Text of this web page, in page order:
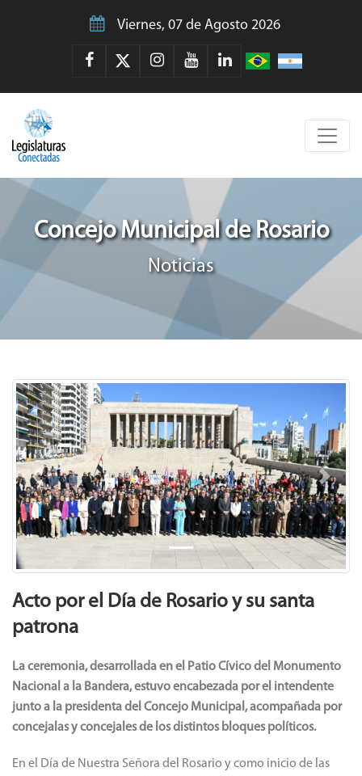
Viernes, 07 de Agosto 2026
Concejo Municipal de Rosario
Noticias
Previous Next
Acto por el Día de Rosario y su santa
patrona
La ceremonia, desarrollada en el Patio Cívico del Monumento
Nacional a la Bandera, estuvo encabezada por el intendente
junto a la presidenta del Concejo Municipal, acompañada por
concejalas y concejales de los distintos bloques políticos.
En el Día de Nuestra Señora del Rosario y como inicio de las